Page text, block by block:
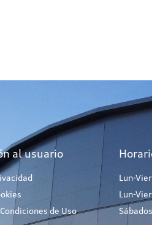
al usuario
de Uso
Lun-
Lun-